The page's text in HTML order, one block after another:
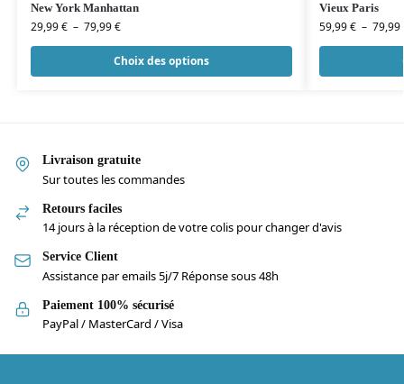
New York Manhattan
29,99€ – 79,99€
Choix des options
Vieux Paris
59,99€ – 79,99
Livraison gratuite
Sur toutes les commandes
Retours faciles
14 jours à la réception de votre colis pour changer d'avis
Service Client
Assistance par emails 5j/7 Réponse sous 48h
Paiement 100% sécurisé
PayPal / MasterCard / Visa